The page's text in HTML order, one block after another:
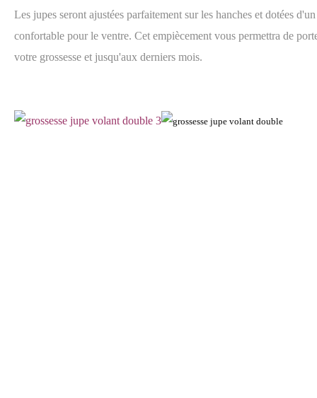
Les jupes seront ajustées parfaitement sur les hanches et dotées
confortable pour le ventre. Cet empiècement vous permettra de
votre grossesse et jusqu'aux derniers mois.